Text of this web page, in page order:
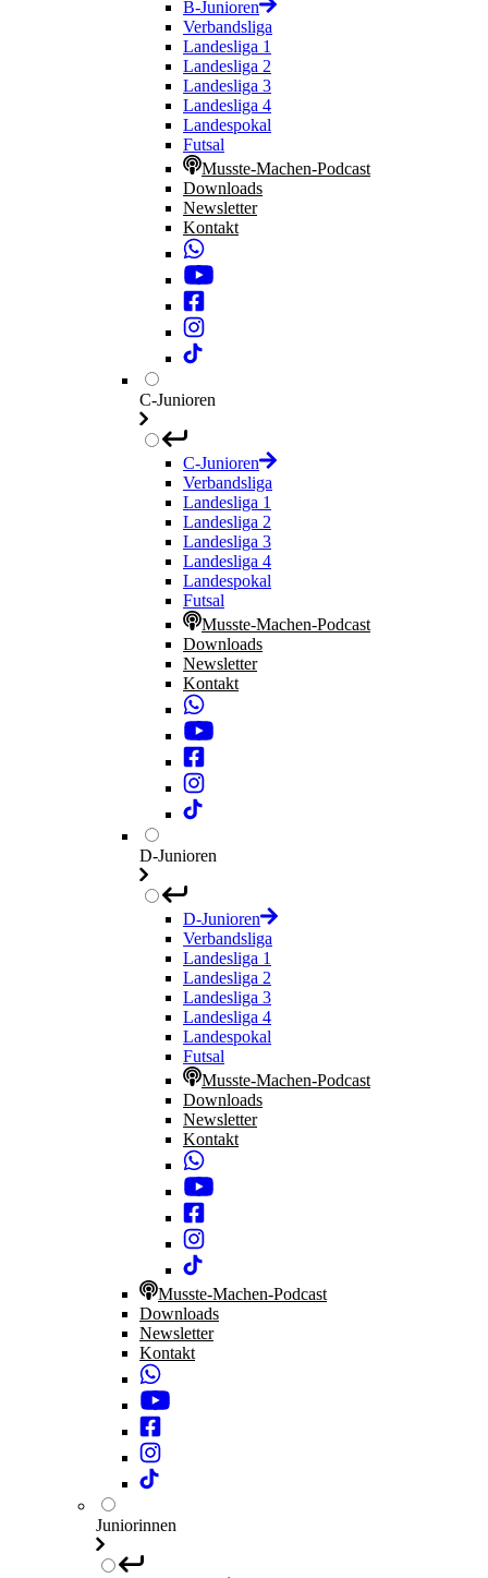
B-Junioren
Verbandsliga
Landesliga 1
Landesliga 2
Landesliga 3
Landesliga 4
Landespokal
Futsal
Musste-Machen-Podcast
Downloads
Newsletter
Kontakt
C-Junioren
C-Junioren
Verbandsliga
Landesliga 1
Landesliga 2
Landesliga 3
Landesliga 4
Landespokal
Futsal
Musste-Machen-Podcast
Downloads
Newsletter
Kontakt
D-Junioren
D-Junioren
Verbandsliga
Landesliga 1
Landesliga 2
Landesliga 3
Landesliga 4
Landespokal
Futsal
Musste-Machen-Podcast
Downloads
Newsletter
Kontakt
Musste-Machen-Podcast
Downloads
Newsletter
Kontakt
Juniorinnen